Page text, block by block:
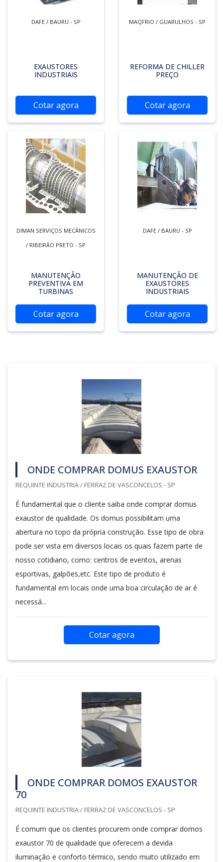
DAFE / BAURU - SP
EXAUSTORES
INDUSTRIAIS
Cotar agora
MAQFRIO / GUARULHOS - SP
REFORMA DE CHILLER
PREÇO
Cotar agora
DIMAN SERVIÇOS MECÂNICOS
/ RIBEIRÃO PRETO - SP
MANUTENÇÃO
PREVENTIVA EM
TURBINAS
Cotar agora
DAFE / BAURU - SP
MANUTENÇÃO DE
EXAUSTORES
INDUSTRIAIS
Cotar agora
ONDE COMPRAR DOMUS EXAUSTOR
REQUINTE INDUSTRIA / FERRAZ DE VASCONCELOS - SP
É fundamental que o cliente saiba onde comprar domus
exaustor de qualidade. Os domus possibilitam uma
abertura no topo da própria construção. Esse tipo de obra
pode ser vista em diversos locais os quais fazem parte de
nosso cotidiano, como: centros de eventos, arenas
esportivas, galpões,etc. Este tipo de produto é
fundamental em locais onde uma boa circulação de ar é
necessá...
Cotar agora
ONDE COMPRAR DOMOS EXAUSTOR
70
REQUINTE INDUSTRIA / FERRAZ DE VASCONCELOS - SP
É comum que os clientes procurem onde comprar domos
exaustor 70 de qualidade que oferecem a devida
iluminação e conforto térmico, sendo muito utilizado em